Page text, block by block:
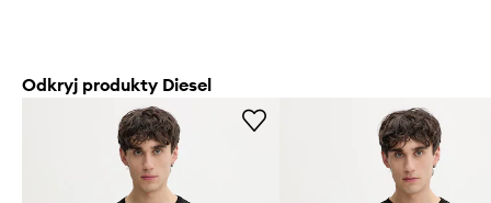
Odkryj produkty Diesel